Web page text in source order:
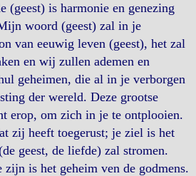
(geest) is harmonie en genezing
woord (geest) zal in je
van eeuwig leven (geest), het zal
en wij zullen ademen en
geheimen, die al in je verborgen
der wereld. Deze grootse
erop, om zich in je te ontplooien.
zij heeft toegerust; je ziel is het
geest, de liefde) zal stromen.
is het geheim ven de godmens.